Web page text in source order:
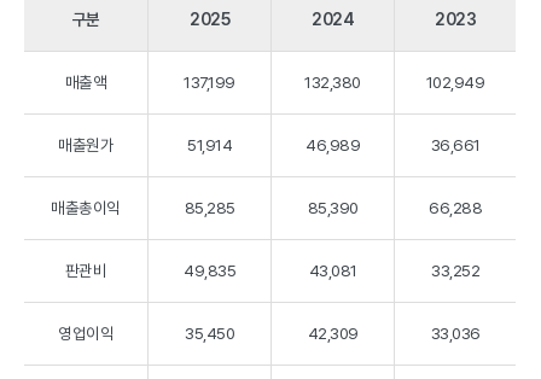
구분 2025 2024 2023
매출액 137,199 132,380 102,949
매출원가 51,914 46,989 36,661
매출총이익 85,285 85,390 66,288
판관비 49,835 43,081 33,252
영업이익 35,450 42,309 33,036